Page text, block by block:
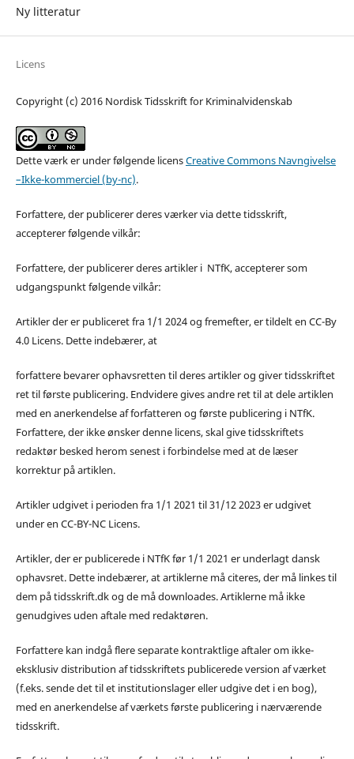
Ny litteratur
Licens
Copyright (c) 2016 Nordisk Tidsskrift for Kriminalvidenskab
Dette værk er under følgende licensCreative Commons Navngivelse
–Ikke-kommerciel (by-nc).
Forfattere, der publicerer deres værker via dette tidsskrift,
accepterer følgende vilkår:
Forfattere, der publicerer deres artikler i NTfK, accepterer som
udgangspunkt følgende vilkår:
Artikler der er publiceret fra 1/1 2024 og fremefter, er tildelt en CC-By
4.0 Licens. Dette indebærer, at
forfattere bevarer ophavsretten til deres artikler og giver tidsskriftet
ret til første publicering. Endvidere gives andre ret til at dele artiklen
med en anerkendelse af forfatteren og første publicering i NTfK.
Forfattere, der ikke ønsker denne licens, skal give tidsskriftets
redaktør besked herom senest i forbindelse med at de læser
korrektur på artiklen.
Artikler udgivet i perioden fra 1/1 2021 til 31/12 2023 er udgivet
under en CC-BY-NC Licens.
Artikler, der er publicerede i NTfK før 1/1 2021 er underlagt dansk
ophavsret. Dette indebærer, at artiklerne må citeres, der må linkes til
dem på tidsskrift.dk og de må downloades. Artiklerne må ikke
genudgives uden aftale med redaktøren.
Forfattere kan indgå flere separate kontraktlige aftaler om ikke-
eksklusiv distribution af tidsskriftets publicerede version af værket
(f.eks. sende det til et institutionslager eller udgive det i en bog),
med en anerkendelse af værkets første publicering i nærværende
tidsskrift.